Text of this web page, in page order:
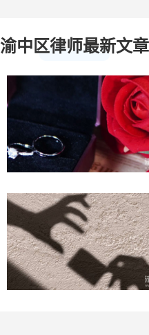
渝中区律师最新文章